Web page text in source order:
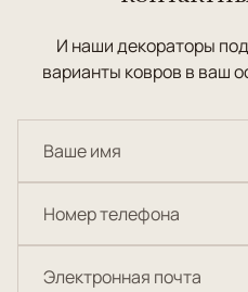
И наши декораторы
варианты ковров в ваш